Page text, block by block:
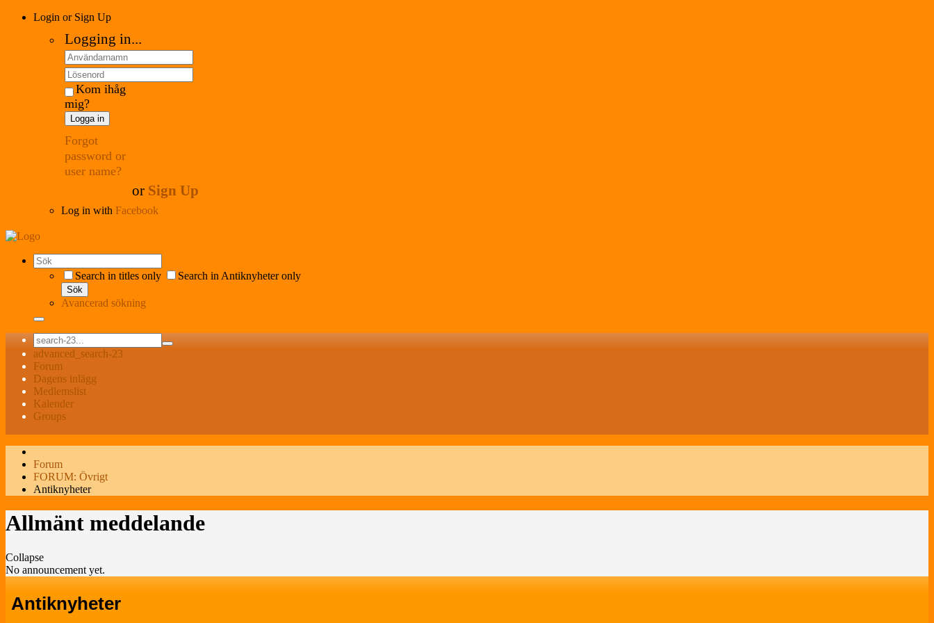
Login or Sign Up
Logging in...
Kom ihåg
mig?
Logga in
Forgot
password or
user name?
or Sign Up
Log in with Facebook
Search in titles only Search in Antiknyheter only
Sök
Avancerad sökning
advanced_search-23
Forum
Dagens inlägg
Medlemslist
Kalender
Groups
Forum
FORUM: Övrigt
Antiknyheter
Allmänt meddelande
Collapse
No announcement yet.
Antiknyheter